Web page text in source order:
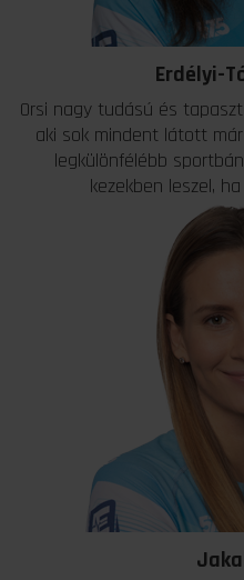
Erdélyi-
Orsi nagy tudású és
aki sok mindent látott
legkülönfélébb
kezekben leszel,